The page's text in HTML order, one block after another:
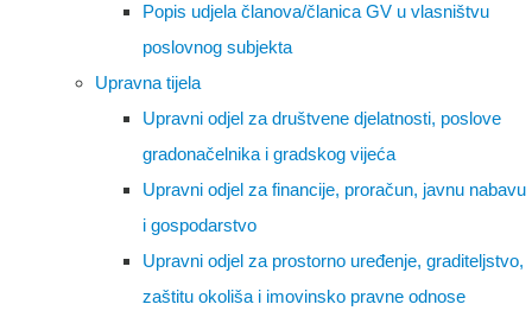
Popis udjela članova/članica GV u vlasništvu
poslovnog subjekta
Upravna tijela
Upravni odjel za društvene djelatnosti, poslove
gradonačelnika i gradskog vijeća
Upravni odjel za financije, proračun, javnu nabavu
i gospodarstvo
Upravni odjel za prostorno uređenje, graditeljstvo,
zaštitu okoliša i imovinsko pravne odnose